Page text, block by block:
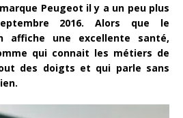
Peugeot il y a un peu plus
2016. Alors que le
affiche une excellente santé,
qui connait les métiers de
des doigts et qui parle sans